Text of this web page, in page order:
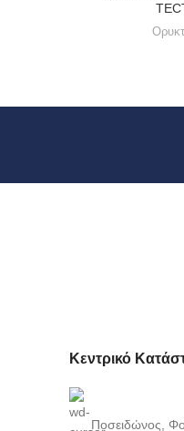
Κεντρικό
Ποσειδώνος,